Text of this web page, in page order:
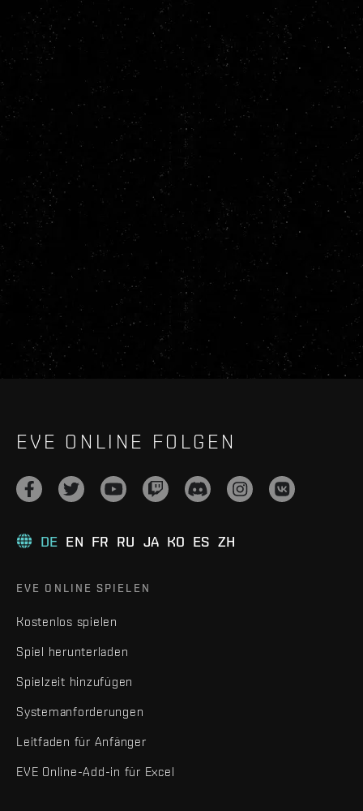
EVE ONLINE FOLGEN
DE EN FR RU JA KO ES ZH
EVE ONLINE SPIELEN
Kostenlos spielen
Spiel herunterladen
Spielzeit hinzufügen
Systemanforderungen
Leitfaden für Anfänger
EVE Online-Add-in für Excel